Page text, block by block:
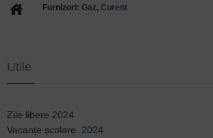
house Furnizori: Gaz, Curent
Utile
Zile libere 2024
Vacanțe școlare 2024